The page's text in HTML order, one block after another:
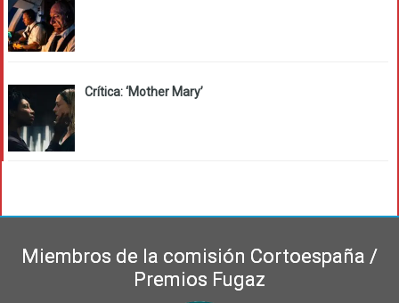
Crítica: ‘Mother Mary’
Miembros de la comisión Cortoespaña /
Premios Fugaz